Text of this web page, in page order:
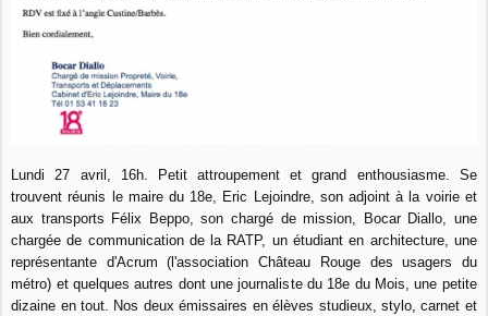
Lundi 27 avril, 16h. Petit attroupement et grand enthousiasme. Se
trouvent réunis le maire du 18e, Eric Lejoindre, son adjoint à la voirie et
aux transports Félix Beppo, son chargé de mission, Bocar Diallo, une
chargée de communication de la RATP, un étudiant en architecture, une
représentante d'Acrum (l'association Château Rouge des usagers du
métro) et quelques autres dont une journaliste du 18e du Mois, une petite
dizaine en tout. Nos deux émissaires en élèves studieux, stylo, carnet et